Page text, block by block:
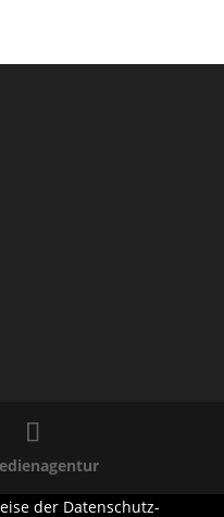
der Datenschutz-